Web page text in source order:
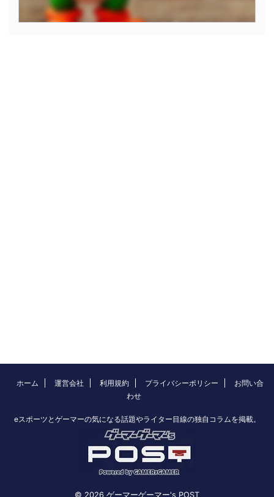
ホーム 運営会社 利用規約 プライバシーポリシー
お問い合
わせ
eスポーツとゲーマーの気になる話題やライター目線の独自コラムを掲載。
© 2026 ゲーマーゲーマー's POST